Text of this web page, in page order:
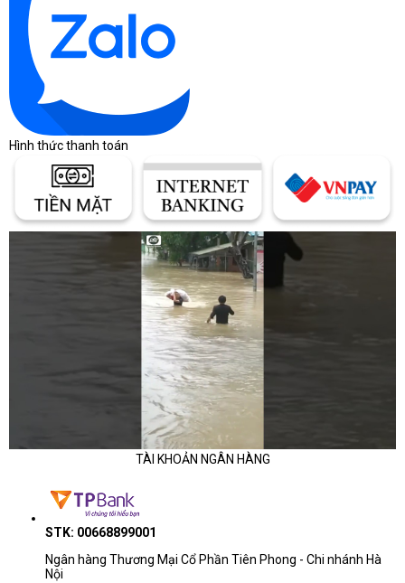
Hình thức thanh toán
TÀI KHOẢN NGÂN HÀNG
STK: 00668899001
Ngân hàng Thương Mại Cổ Phần Tiên Phong - Chi nhánh Hà
Nội